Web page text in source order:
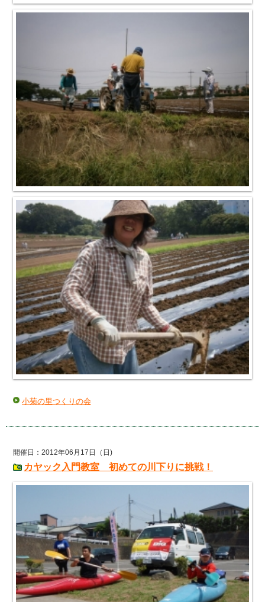
小菊の里つくりの会
開催日：2012年06月17日（日)
カヤック入門教室 初めての川下りに挑戦！